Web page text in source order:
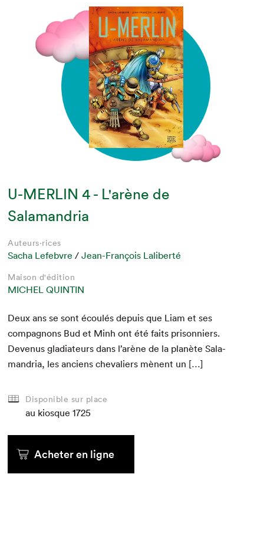
U-MERLIN 4 - L'arène de
Salamandria
Auteurs·rices
Sacha Lefebvre /Jean-François Laliberté
Maison d'édition
MICHEL QUINTIN
Deux ans se sont écoulés depuis que Liam et ses
com­pagnons Bud et Minh ont été faits pris­on­niers.
Devenus glad­i­a­teurs dans l’arène de la planète Sala­
man­dria, les anciens cheva­liers mènent un […]
Disponible sur place
au kiosque 1725
Acheter en ligne